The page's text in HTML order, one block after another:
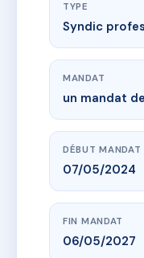
TYPE
Syndic
MANDAT
un mandat
DÉBUT MANDAT
07/05/2024
FIN MANDAT
06/05/2027